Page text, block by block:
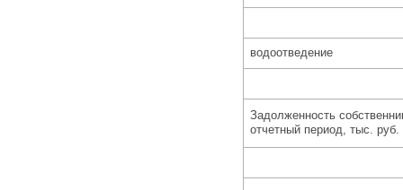
водоотведение
Задолженность
отчетный период, тыс. руб.